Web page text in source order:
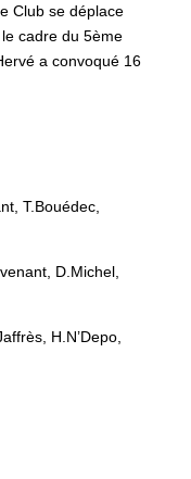
Club se déplace
cadre du 5ème
a convoqué 16
T.Bouédec,
D.Michel,
H.N’Depo,